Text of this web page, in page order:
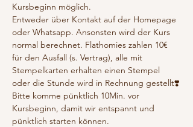
Kursbeginn möglich.
Entweder über Kontakt auf der Homepage
oder Whatsapp. Ansonsten wird der Kurs
normal berechnet. Flathomies zahlen 10€
für den Ausfall (s. Vertrag), alle mit
Stempelkarten erhalten einen Stempel
oder die Stunde wird in Rechnung gestellt❣️
Bitte komme pünktlich 10Min. vor
Kursbeginn, damit wir entspannt und
pünktlich starten können.